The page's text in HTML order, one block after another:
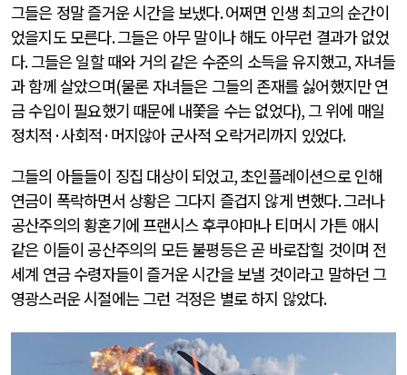
그들은 정말 즐거운 시간을 보냈다.어쩌면 인생 최고의 순간이
었을지도 모른다.그들은 아무 말이나 해도 아무런 결과가 없었
다.그들은 일할 때와 거의 같은 수준의 소득을 유지했고,자녀들
과 함께 살았으며(물론 자녀들은 그들의 존재를 싫어했지만 연
금 수입이 필요했기 때문에 내쫓을 수는 없었다),그 위에 매일
정치적 ·사회적 ·머지않아 군사적 오락거리까지 있었다.
그들의 아들들이 징집 대상이 되었고,초인플레이션으로 인해
연금이 폭락하면서 상황은 그다지 즐겁지 않게 변했다.그러나
공산주의의 황혼기에 프랜시스 후쿠야마나 티머시 가튼 애시
같은 이들이 공산주의의 모든 불평등은 곧 바로잡힐 것이며 전
세계 연금 수령자들이 즐거운 시간을 보낼 것이라고 말하던 그
영광스러운 시절에는 그런 걱정은 별로 하지 않았다.